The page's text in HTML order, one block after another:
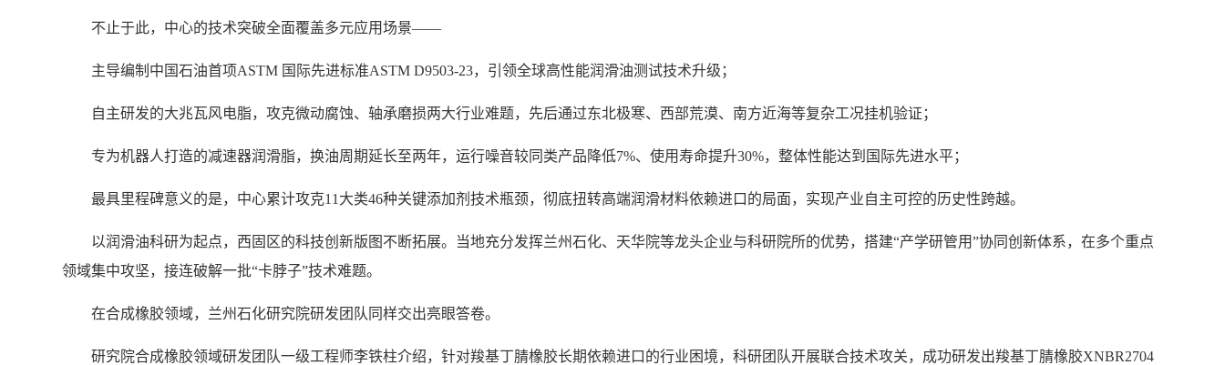
不止于此，中心的技术突破全面覆盖多元应用场景——
主导编制中国石油首项ASTM 国际先进标准ASTM D9503-23，引领全球高性能润滑油测试技术升级；
自主研发的大兆瓦风电脂，攻克微动腐蚀、轴承磨损两大行业难题，先后通过东北极寒、西部荒漠、南方近海等复杂工况挂机验证；
专为机器人打造的减速器润滑脂，换油周期延长至两年，运行噪音较同类产品降低7%、使用寿命提升30%，整体性能达到国际先进水平；
最具里程碑意义的是，中心累计攻克11大类46种关键添加剂技术瓶颈，彻底扭转高端润滑材料依赖进口的局面，实现产业自主可控的历史性跨越。
以润滑油科研为起点，西固区的科技创新版图不断拓展。当地充分发挥兰州石化、天华院等龙头企业与科研院所的优势，搭建“产学研管用”协同创新体系，在多个重点
领域集中攻坚，接连破解一批“卡脖子”技术难题。
在合成橡胶领域，兰州石化研究院研发团队同样交出亮眼答卷。
研究院合成橡胶领域研发团队一级工程师李铁柱介绍，针对羧基丁腈橡胶长期依赖进口的行业困境，科研团队开展联合技术攻关，成功研发出羧基丁腈橡胶XNBR2704